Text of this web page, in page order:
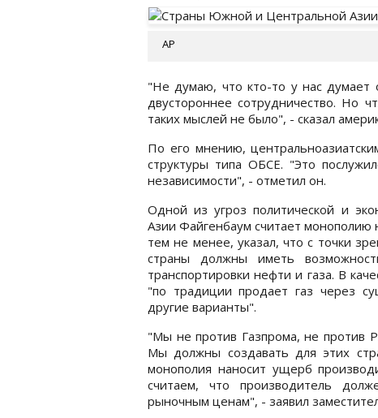
АР
"Не думаю, что кто-то у нас думает
двустороннее сотрудничество. Но
таких мыслей не было", - сказал
По его мнению,
структуры типа ОБСЕ. "Это
независимости", - отметил он.
Одной из угроз политической и
Азии Файгенбаум считает монополию
тем не менее, указал, что с точки
страны должны иметь
транспортировки нефти и газа. В
"по традиции продает газ через
другие варианты".
"Мы не против Газпрома, не против
Мы должны создавать для этих
монополия наносит ущерб
считаем, что производитель
рыночным ценам", - заявил